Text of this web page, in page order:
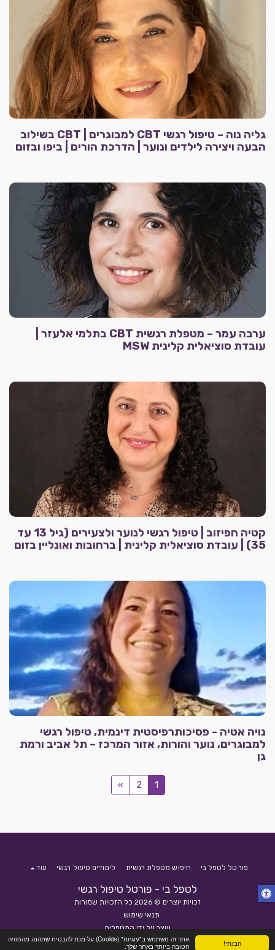
הבנתי!
אתר זה משתמש ב"עוגיות" (Cookie) על-מנת להבטיח שתהנה מהחוויה
הטובה ביותר באתר שלך.
גליה נוה – טיפול רגשי CBT למבוגרים | CBT בשילוב
הבעה ויצירה לילדים ונוער | הדרכת הורים | ביפו ובזום
ערבה עמר – מטפלת רגשית CBT בתלמי אלעזר |
עובדת סוציאלית קלינית MSW
קטיה חפיזוב | טיפול רגשי לנוער ולצעירים (גיל 13 עד
35) | עובדת סוציאלית קלינית | ברחובות ואונליין בזום
נויה אטיה - פסיכותרפיסטית דינמית, טיפול רגשי
למבוגרים, נוער והורות, אזור המרכז – תל אביב ורמת
גן
1
2
»
לטפל בי - פורטל טיפול רגשי
זכויות יוצרים © 2026 כל הזכויות שמורות
תנאי שימוש
עוצב על ידיהמטפלים
פורטל לטפל בי חיפוש מטפלת רגשית לימודים טיפול רגשי עוד